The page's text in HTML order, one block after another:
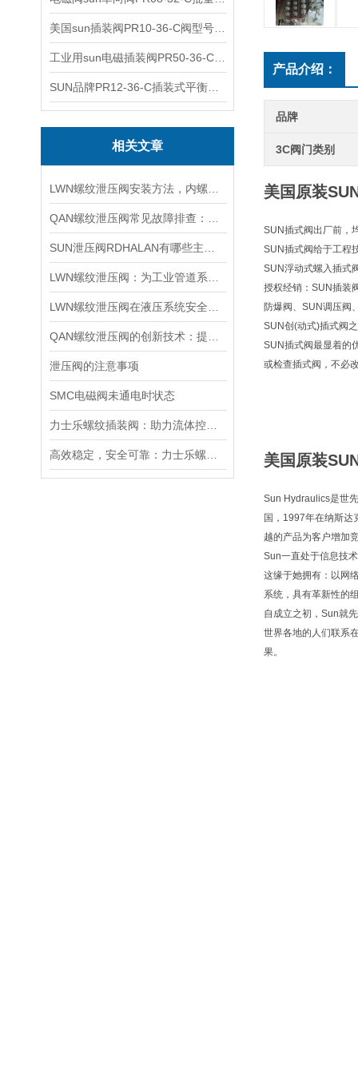
相关文章
泄压阀的注意事项
SMC电磁阀未通电时状态
产品介绍：
品牌
3C阀门类别
美国原装
SUN插式阀出厂前，
SUN插式阀给于工程
SUN浮动式螺入插
授权经销：SUN插装
防爆阀、SUN调压阀
SUN创(动式)插式阀
SUN插式阀最显着的
或检查插式阀，不必
美国原装
Sun Hydraulics是世
国，1997年在纳斯达
越的产品为客户增加
Sun一直处于信息技
这缘于她拥有：以网
系统，具有革新性的
自成立之初，Sun就
世界各地的人们联系
果。